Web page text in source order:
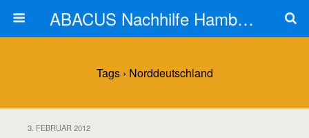
ABACUS Nachhilfe Hamburg
Tags › Norddeutschland
3. FEBRUAR 2012